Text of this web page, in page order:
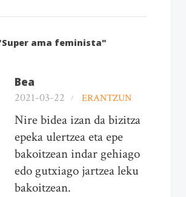
ama feminista"
Bea
2021-03-22
ERANTZUN
Nire bidea izan da bizitza
epeka ulertzea eta epe
bakoitzean indar gehiago
edo gutxiago jartzea leku
bakoitzean.